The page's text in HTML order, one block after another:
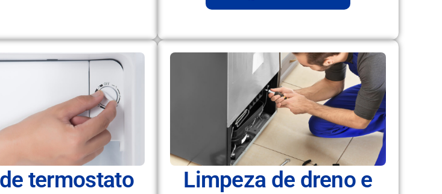
termostato
Limpeza de dreno e